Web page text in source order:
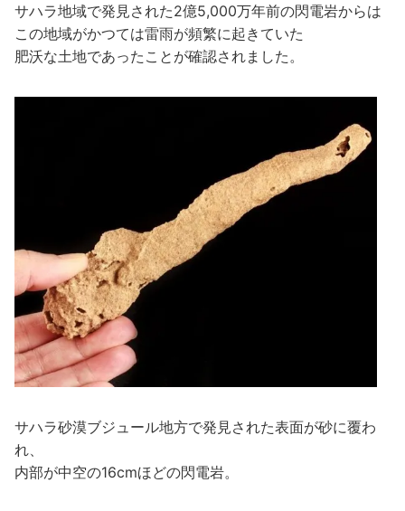
サハラ地域で発見された2億5,000万年前の閃電岩からは
この地域がかつては雷雨が頻繁に起きていた
肥沃な土地であったことが確認されました。
サハラ砂漠ブジュール地方で発見された表面が砂に覆わ
れ、
内部が中空の16cmほどの閃電岩。